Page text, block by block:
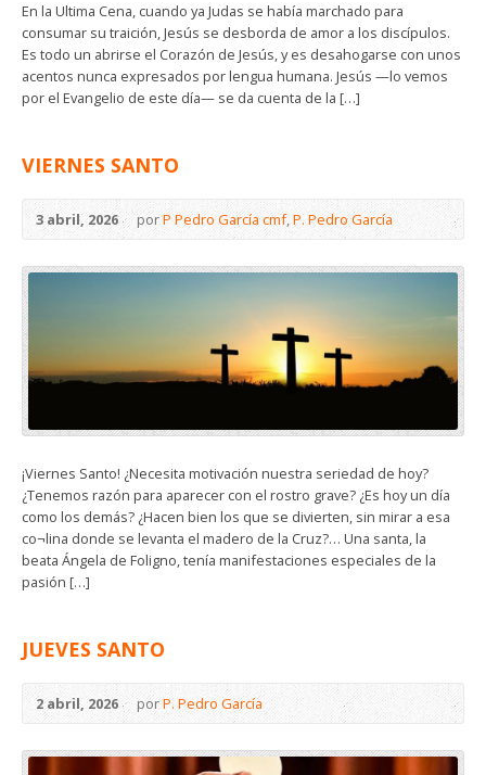
En la Ultima Cena, cuando ya Judas se había marchado para
consumar su traición, Jesús se desborda de amor a los discípulos.
Es todo un abrirse el Corazón de Jesús, y es desahogarse con unos
acentos nunca expresados por lengua humana. Jesús —lo vemos
por el Evangelio de este día— se da cuenta de la […]
VIERNES SANTO
3 abril, 2026 porP Pedro García cmf,P. Pedro García
¡Viernes Santo! ¿Necesita motivación nuestra seriedad de hoy?
¿Tenemos razón para aparecer con el rostro grave? ¿Es hoy un día
como los demás? ¿Hacen bien los que se divierten, sin mirar a esa
co¬lina donde se levanta el madero de la Cruz?… Una santa, la
beata Ángela de Foligno, tenía manifestaciones especiales de la
pasión […]
JUEVES SANTO
2 abril, 2026 porP. Pedro García